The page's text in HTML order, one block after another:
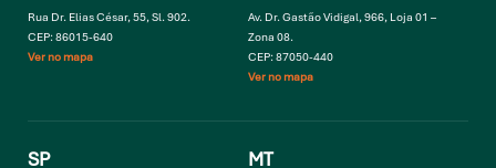
Rua Dr. Elias César, 55, Sl. 902.
CEP: 86015-640
Ver no mapa
Av. Dr. Gastão Vidigal, 966, Loja 01 –
Zona 08.
CEP: 87050-440
Ver no mapa
SP MT